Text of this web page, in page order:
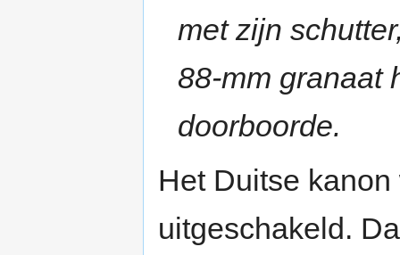
met zijn
88-mm granaat
doorboorde.
Het Duitse
uitgeschakeld.